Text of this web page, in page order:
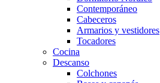
Contemporáneo
Cabeceros
Armarios y vestidores
Tocadores
Cocina
Descanso
Colchones